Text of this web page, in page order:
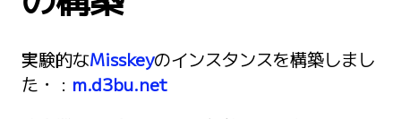
実験的なMisskeyのインスタンスを構築しまし
た． : m.d3bu.net